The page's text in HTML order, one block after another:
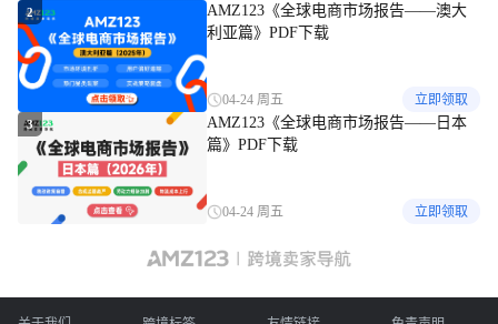
2
AMZ123《全球电商市场报告——澳大
利亚篇》PDF下载
04-24 周五 立即领取
3
AMZ123《全球电商市场报告——日本
篇》PDF下载
04-24 周五 立即领取